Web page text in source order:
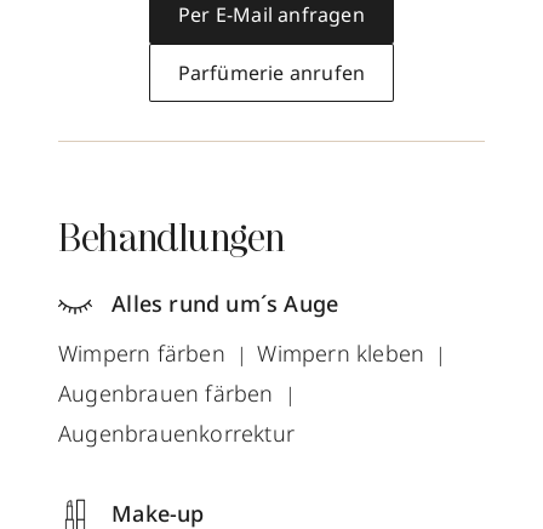
Per E-Mail anfragen
Parfümerie anrufen
Behandlungen
Alles rund um´s Auge
Wimpern färben
Wimpern kleben
Augenbrauen färben
Augenbrauenkorrektur
Make-up